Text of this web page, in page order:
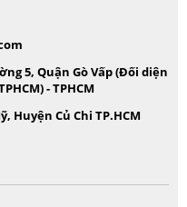
5, Quận Gò Vấp (Đối diện
- TPHCM
Huyện Củ Chi TP.HCM